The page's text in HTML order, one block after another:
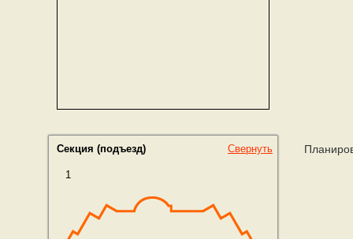
Секция (подъезд) Cвернуть
1